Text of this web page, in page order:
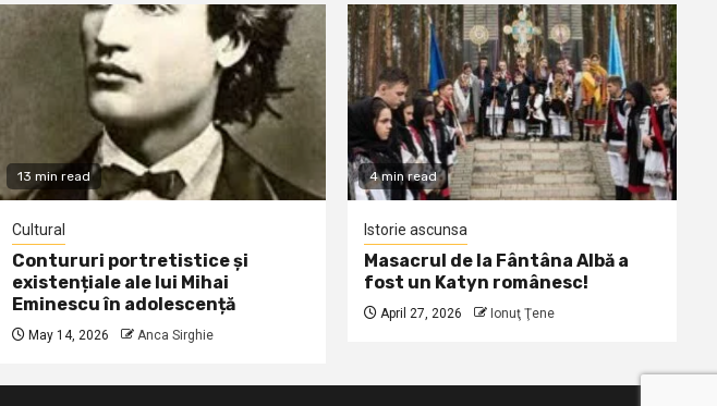
13 min read
Cultural
Contururi portretistice și
existențiale ale lui Mihai
Eminescu în adolescență
May 14, 2026 Anca Sirghie
4 min read
Istorie ascunsa
Masacrul de la Fântâna Albă a
fost un Katyn românesc!
April 27, 2026 Ionuţ Ţene